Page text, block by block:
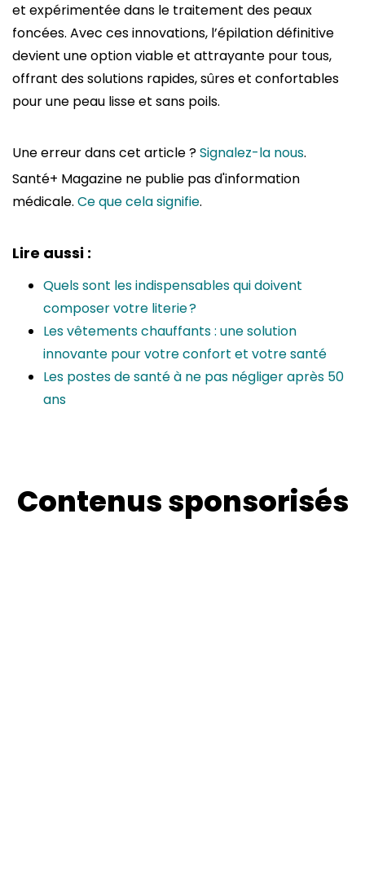
et expérimentée dans le traitement des peaux
foncées. Avec ces innovations, l’épilation définitive
devient une option viable et attrayante pour tous,
offrant des solutions rapides, sûres et confortables
pour une peau lisse et sans poils.
Une erreur dans cet article ?Signalez-la nous.
Santé+ Magazine ne publie pas d'information
médicale. Ce que cela signifie.
Lire aussi :
Quels sont les indispensables qui doivent
composer votre literie ?
Les vêtements chauffants : une solution
innovante pour votre confort et votre santé
Les postes de santé à ne pas négliger après 50
ans
Contenus sponsorisés